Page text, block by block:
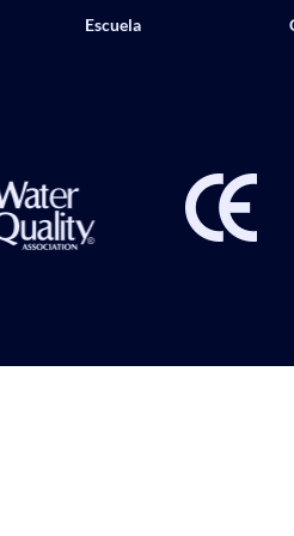
Escuela